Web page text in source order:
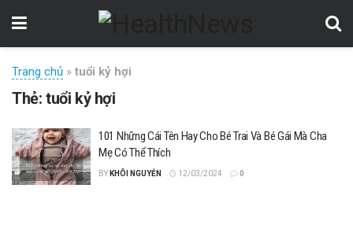
Trang chủ » tuổi kỷ hợi
Thẻ:tuổi kỷ hợi
101 Những Cái Tên Hay Cho Bé Trai Và Bé Gái Mà Cha
Mẹ Có Thể Thích
BY KHÔI NGUYỄN 12/03/2024 0